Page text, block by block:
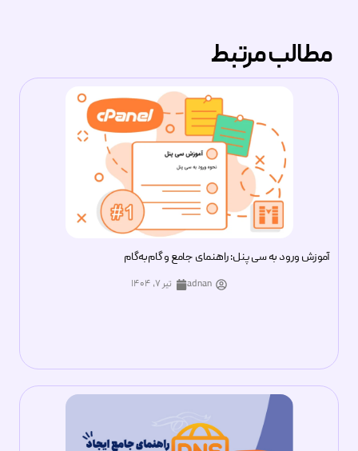
آموزش ورود به سی پنل: راهنمای جامع و گام‌به‌گام
adnan تیر ۷, ۱۴۰۴
مطالب مرتبط